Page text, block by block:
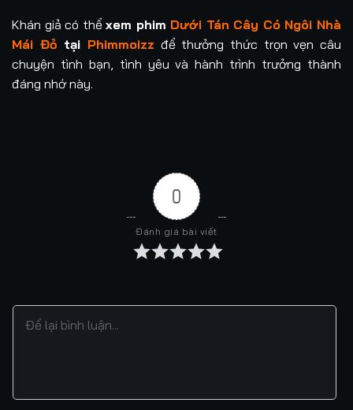
Khán giả có thểxem phim Dưới Tán Cây Có Ngôi Nhà
Mái Đỏ tại Phimmoizz để thưởng thức trọn vẹn câu
chuyện tình bạn, tình yêu và hành trình trưởng thành
đáng nhớ này.
0
Đánh giá bài viết